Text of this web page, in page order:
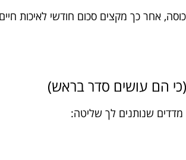
אחר כך מקצים סכום חודשי לאיכות
מדדים שנותנים לך שליטה: